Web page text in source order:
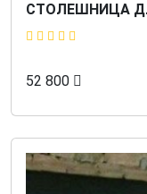
СТОЛЕШНИЦА
52 800